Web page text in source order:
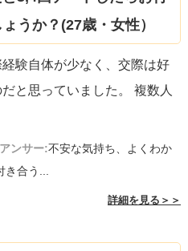
うか？(27歳・女性）
験自体が少なく、交際は好
と思っていました。 複数人
ンサー:不安な気持ち、よくわか
合う...
詳細を見る＞＞